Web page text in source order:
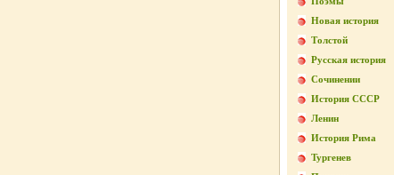
Новая история
Толстой
Русская история
Сочинении
История СССР
Ленин
История Рима
Тургенев